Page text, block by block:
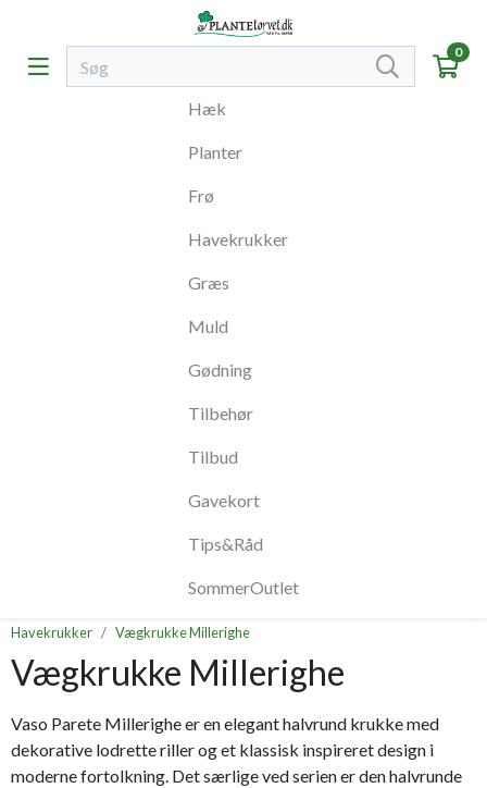
0
Hæk
Planter
Frø
Havekrukker
Græs
Muld
Gødning
Tilbehør
Tilbud
Gavekort
Tips&Råd
SommerOutlet
Havekrukker Vægkrukke Millerighe
Vægkrukke Millerighe
Vaso Parete Millerighe er en elegant halvrund krukke med
dekorative lodrette riller og et klassisk inspireret design i
moderne fortolkning. Det særlige ved serien er den halvrunde